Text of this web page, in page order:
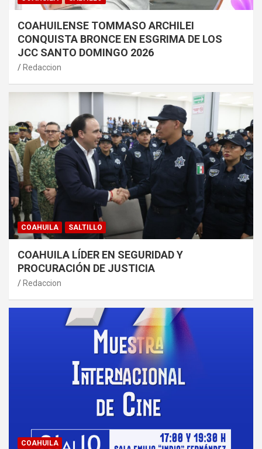
COAHUILENSE TOMMASO ARCHILEI
CONQUISTA BRONCE EN ESGRIMA DE LOS
JCC SANTO DOMINGO 2026
Redaccion
COAHUILA SALTILLO
COAHUILA LÍDER EN SEGURIDAD Y
PROCURACIÓN DE JUSTICIA
Redaccion
COAHUILA